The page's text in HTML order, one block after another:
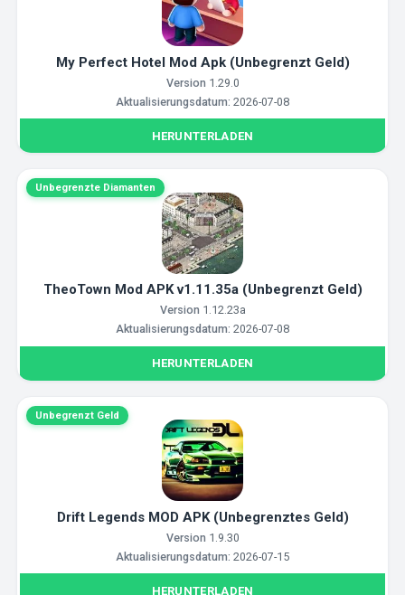
My Perfect Hotel Mod Apk (Unbegrenzt Geld)
Version 1.29.0
Aktualisierungsdatum: 2026-07-08
HERUNTERLADEN
Unbegrenzte Diamanten
TheoTown Mod APK v1.11.35a (Unbegrenzt Geld)
Version 1.12.23a
Aktualisierungsdatum: 2026-07-08
HERUNTERLADEN
Unbegrenzt Geld
Drift Legends MOD APK (Unbegrenztes Geld)
Version 1.9.30
Aktualisierungsdatum: 2026-07-15
HERUNTERLADEN